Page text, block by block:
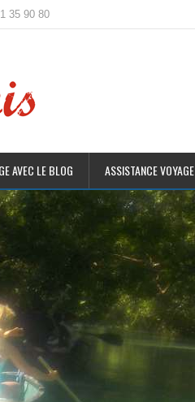
35 90 80
AVEC LE BLOG ASSISTANCE VOYAGE